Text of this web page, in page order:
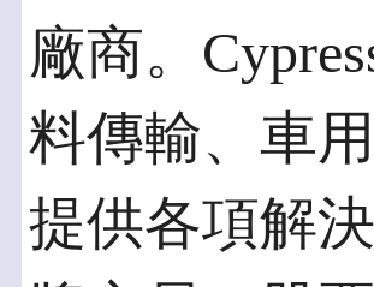
廠商。
料傳輸、車
提供各項解